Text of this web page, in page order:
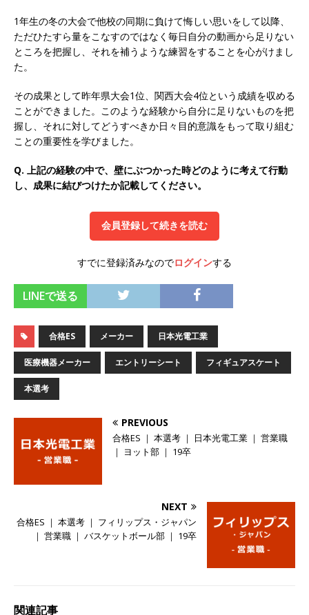
オンツ・コンサルティング
体育会積極採用企
業
80％・国内シェア50％以上の製品保有!! ｜ 一眼
レフ大手メーカー全てと取引する国内トップシェ
度実績6.5ヵ月・平均6ヶ月以上 ｜ ミツワ電機工
[ 2026年5月14日 ] 【 28卒 ｜ 書類選考自動合
とも取引多数!! ｜ 30歳までは個人の成績に関わ
企業
[ 2026年5月14日 ]
【 28卒 】 NTTドコモグルー
環境!! ｜ 日本で初めてインターネット広告事業を
始めたパイオニア企業 ｜ CARTA HOLDINGS
[ 2026年5月14日 ] 【 28卒 ｜ 体験型インターン
シップ 】スタンダード上場 ｜ 業界No.1 企業医
療機関向け広告・人材営業 ｜ 未経験からコンサ
1年生の冬の大会で他校の同期に負けて悔しい思いをして以降、
ただひたすら量をこなすのではなく毎日自分の動画から足りない
ところを把握し、それを補うような練習をすることを心がけまし
た。
その成果として昨年県大会1位、関西大会4位という成績を収める
ことができました。このような経験から自分に足りないものを把
握し、それに対してどうすべきか日々目的意識をもって取り組む
ことの重要性を学びました。
Q. 上記の経験の中で、壁にぶつかった時どのように考えて行動
し、成果に結びつけたか記載してください。
会員登録して続きを読む
すでに登録済みなのでログインする
LINEで送る
合格ES メーカー 日本光電工業
医療機器メーカー エントリーシート フィギュアスケート
本選考
PREVIOUS
合格ES ｜ 本選考 ｜ 日本光電工業 ｜ 営業職
｜ ヨット部 ｜ 19卒
NEXT
合格ES ｜ 本選考 ｜ フィリップス・ジャパン
｜ 営業職 ｜ バスケットボール部 ｜ 19卒
関連記事